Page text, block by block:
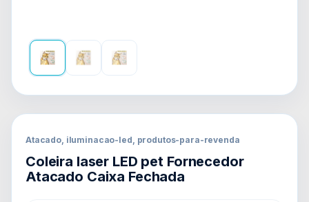
Atacado, iluminacao-led, produtos-para-revenda
Coleira laser LED pet Fornecedor
Atacado Caixa Fechada